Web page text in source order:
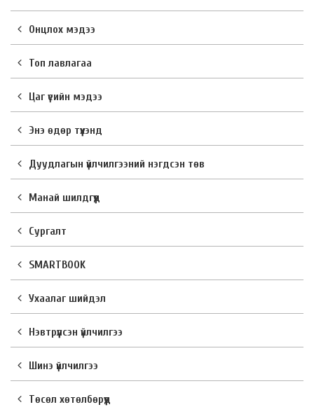
Онцлох мэдээ
Топ лавлагаа
Цаг үеийн мэдээ
Энэ өдөр түүхэнд
Дуудлагын үйлчилгээний нэгдсэн төв
Манай шилдгүүд
Сургалт
SMARTBOOK
Ухаалаг шийдэл
Нэвтрүүлсэн үйлчилгээ
Шинэ үйлчилгээ
Төсөл хөтөлбөрүүд